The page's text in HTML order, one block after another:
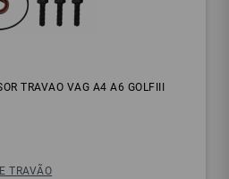
TRAVAO VAG A4 A6 GOLFIII
TRAVÃO